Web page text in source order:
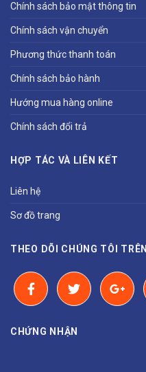
Chính sách bảo mật thông tin
Chính sách vận chuyển
Phương thức thanh toán
Chính sách bảo hành
Hướng mua hàng online
Chính sách đổi trả
HỢP TÁC VÀ LIÊN KẾT
Liên hệ
Sơ đồ trang
THEO DÕI CHÚNG TÔI TRÊN
CHỨNG NHẬN